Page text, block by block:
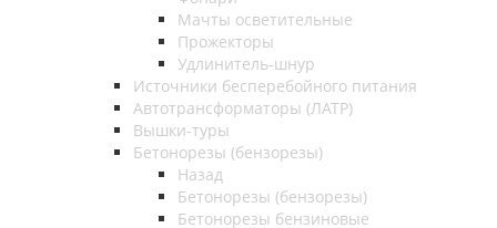
Мачты осветительные
Прожекторы
Удлинитель-шнур
Источники бесперебойного питания
Автотрансформаторы (ЛАТР)
Вышки-туры
Бетонорезы (бензорезы)
Назад
Бетонорезы (бензорезы)
Бетонорезы бензиновые